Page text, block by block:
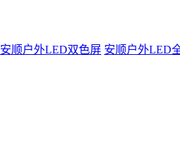
安顺户外LED双色屏 安顺户外LED